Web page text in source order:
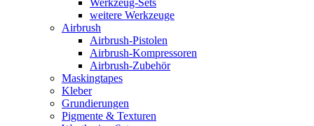
Werkzeug-Sets
weitere Werkzeuge
Airbrush
Airbrush-Pistolen
Airbrush-Kompressoren
Airbrush-Zubehör
Maskingtapes
Kleber
Grundierungen
Pigmente & Texturen